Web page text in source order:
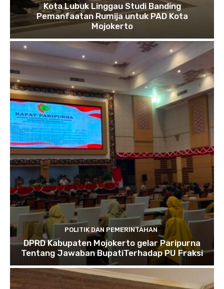
Kota Lubuk Linggau Studi Banding
Pemanfaatan Rumija untuk PAD Kota
Mojokerto
POLITIK DAN PEMERINTAHAN
DPRD Kabupaten Mojokerto gelar Paripurna
Tentang Jawaban BupatiTerhadap PU Fraksi